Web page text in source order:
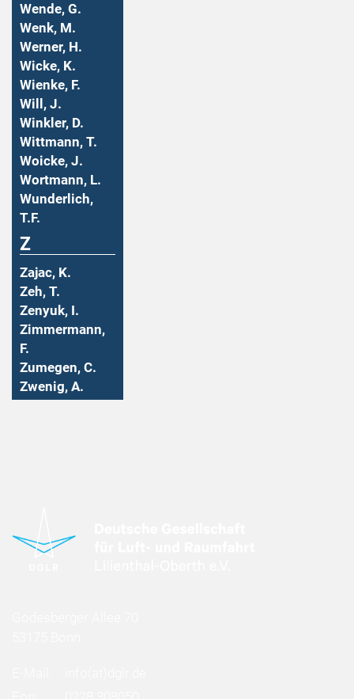
Wende, G.
Wenk, M.
Werner, H.
Wicke, K.
Wienke, F.
Will, J.
Winkler, D.
Wittmann, T.
Woicke, J.
Wortmann, L.
Wunderlich,
T.F.
Z
Zajac, K.
Zeh, T.
Zenyuk, I.
Zimmermann,
F.
Zumegen, C.
Zwenig, A.